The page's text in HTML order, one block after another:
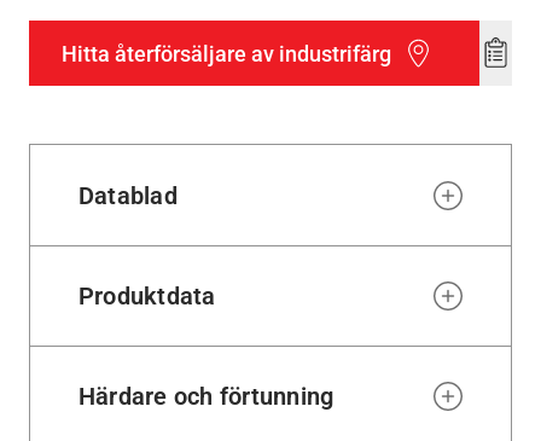
Hitta återförsäljare av industrifärg
Add
Datablad
Produktdata
Härdare och förtunning